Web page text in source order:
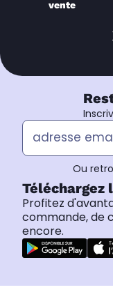
vente
Ou
Téléchargez
Profitez
commande, de
encore.